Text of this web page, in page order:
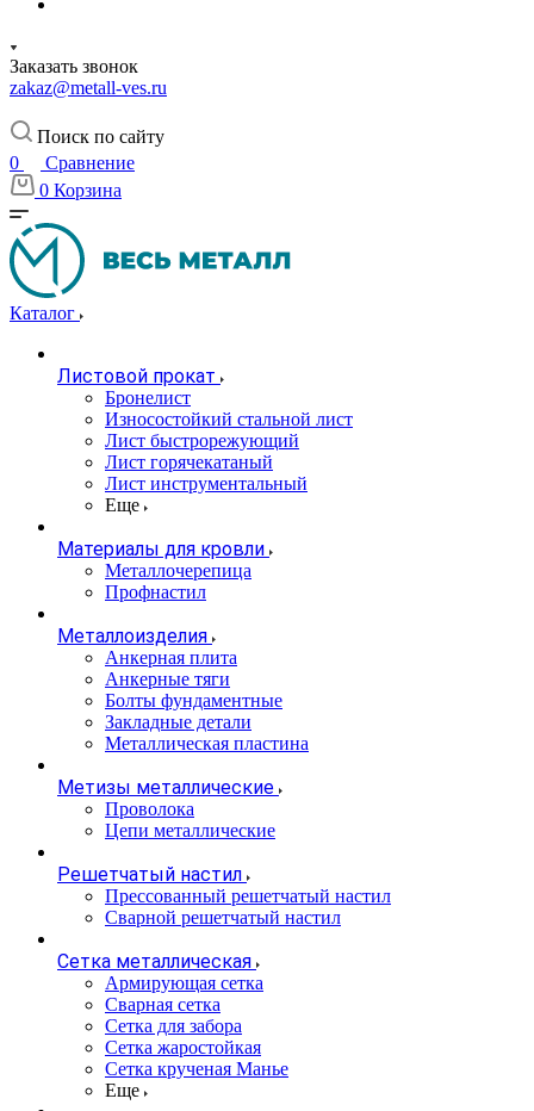
Заказать звонок
zakaz@metall-ves.ru
Поиск по сайту
0
Сравнение
0 Корзина
Каталог
Листовой прокат
Бронелист
Износостойкий стальной лист
Лист быстрорежующий
Лист горячекатаный
Лист инструментальный
Еще
Материалы для кровли
Металлочерепица
Профнастил
Металлоизделия
Анкерная плита
Анкерные тяги
Болты фундаментные
Закладные детали
Металлическая пластина
Метизы металлические
Проволока
Цепи металлические
Решетчатый настил
Прессованный решетчатый настил
Сварной решетчатый настил
Сетка металлическая
Армирующая сетка
Сварная сетка
Сетка для забора
Сетка жаростойкая
Сетка крученая Манье
Еще